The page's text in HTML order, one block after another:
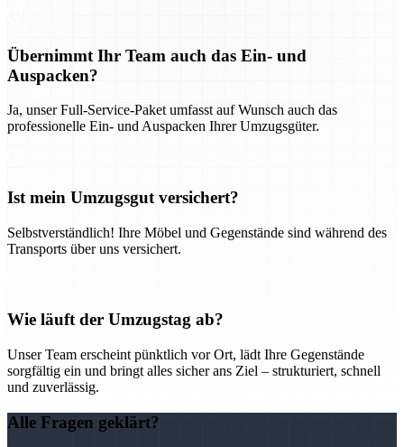
Übernimmt Ihr Team auch das Ein- und
Auspacken?
Ja, unser Full-Service-Paket umfasst auf Wunsch auch das
professionelle Ein- und Auspacken Ihrer Umzugsgüter.
Ist mein Umzugsgut versichert?
Selbstverständlich! Ihre Möbel und Gegenstände sind während des
Transports über uns versichert.
Wie läuft der Umzugstag ab?
Unser Team erscheint pünktlich vor Ort, lädt Ihre Gegenstände
sorgfältig ein und bringt alles sicher ans Ziel – strukturiert, schnell
und zuverlässig.
Alle Fragen geklärt?